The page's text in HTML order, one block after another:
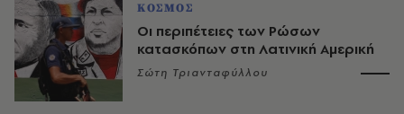
ΚΟΣΜΟΣ
Οι περιπέτειες των Ρώσων
κατασκόπων στη Λατινική Αμερική
Σώτη Τριανταφύλλου